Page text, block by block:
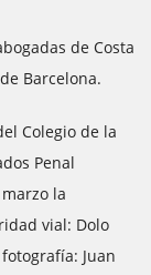
de Costa
Barcelona.
Colegio de la
Penal
la
vial: Dolo
Juan